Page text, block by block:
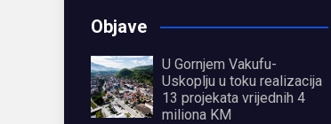
Objave
U Gornjem Vakufu-
Uskoplju u toku realizacija
13 projekata vrijednih 4
miliona KM